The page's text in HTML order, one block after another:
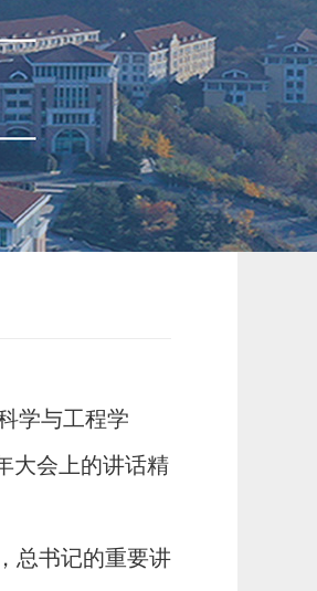
学与工程学
大会上的讲话精
总书记的重要讲